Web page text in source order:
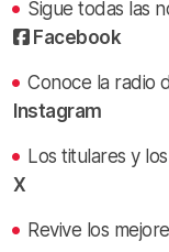
Sigue todas las
Facebook
Conoce la radio
Instagram
Los titulares y
X
Revive los